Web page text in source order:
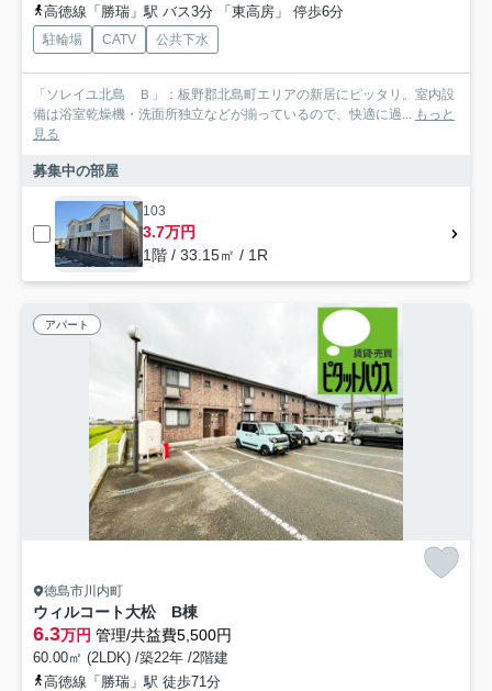
高徳線「勝瑞」駅 バス3分 「東高房」 停歩6分
駐輪場 CATV 公共下水
「ソレイユ北島 Ｂ」：板野郡北島町エリアの新居にピッタリ。室内設
備は浴室乾燥機・洗面所独立などが揃っているので、快適に過... もっと
見る
募集中の部屋
103
3.7万円
1階 / 33.15㎡ / 1R
アパート
徳島市川内町
ウィルコート大松 B棟
6.3万円 管理/共益費5,500円
60.00㎡ (2LDK) /築22年 /2階建
高徳線「勝瑞」駅 徒歩71分